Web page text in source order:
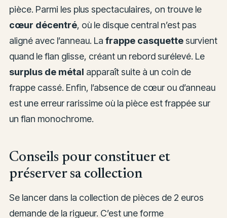
pièce. Parmi les plus spectaculaires, on trouve le
cœur décentré, où le disque central n’est pas
aligné avec l’anneau. La frappe casquettesurvient
quand le flan glisse, créant un rebord surélevé. Le
surplus de métal apparaît suite à un coin de
frappe cassé. Enfin, l’absence de cœur ou d’anneau
est une erreur rarissime où la pièce est frappée sur
un flan monochrome.
Conseils pour constituer et
préserver sa collection
Se lancer dans la collection de pièces de 2 euros
demande de la rigueur. C’est une forme